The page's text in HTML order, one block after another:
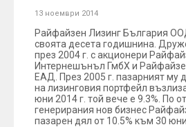
13 ноември 2014
Райфайзен Лизинг България
своята десета годишнина.
през 2004 г. с акционери
Интернешънъл ГмбХ и
ЕАД. През 2005 г. пазарният му
на лизинговия портфейл
юни 2014 г. той вече е 9.3%. По
генерирания нов бизнес
пазарен дял от 10.5% към 30 юни